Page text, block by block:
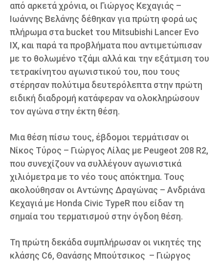
από αρκετά χρόνια, οι Γιώργος Κεχαγιάς –
Ιωάννης Βελάνης δέθηκαν για πρώτη φορά ως
πλήρωμα στα bucket του Mitsubishi Lancer Evo
IX, και παρά τα προβλήματα που αντιμετώπισαν
με το θολωμένο τζάμι αλλά και την εξάτμιση του
τετρακίνητου αγωνιστικού του, που τους
στέρησαν πολύτιμα δευτερόλεπτα στην πρώτη
ειδική διαδρομή κατάφεραν να ολοκληρώσουν
τον αγώνα στην έκτη θέση.
Μια θέση πίσω τους, έβδομοι τερμάτισαν οι
Νίκος Τύρος – Γιώργος Λίλας με Peugeot 208 R2,
που συνεχίζουν να συλλέγουν αγωνιστικά
χιλιόμετρα με το νέο τους απόκτημα. Τους
ακολούθησαν οι Αντώνης Δραγώνας – Ανδριάνα
Κεχαγιά με Honda Civic TypeR που είδαν τη
σημαία του τερματισμού στην όγδοη θέση.
Τη πρώτη δεκάδα συμπλήρωσαν οι νικητές της
κλάσης C6, Θανάσης Μπούτσικος – Γιώργος